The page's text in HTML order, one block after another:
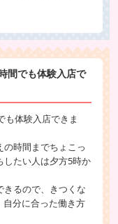
間でも体験入店で
も体験入店できま
時間までちょこっ
したい人は夕方5時か
きるので、きつくな
分に合った働き方